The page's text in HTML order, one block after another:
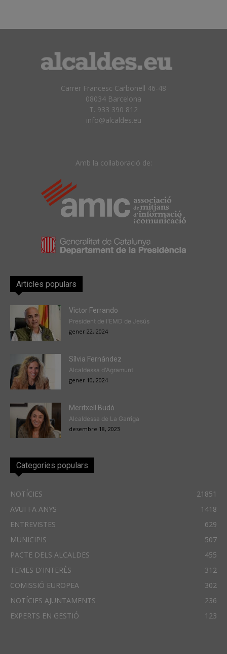
Carrer Francesc Carbonell 46-48
08034 Barcelona
T. 933 390 812
info@alcaldes.eu
Amb la col·laboració de:
Articles populars
Victor Ferrando
President de l'EMD de Jesús
gener 22, 2024
Sílvia Fernández
Alcaldessa d'Agramunt
gener 10, 2024
Meritxell Budó
Alcaldessa de La Garriga
desembre 18, 2023
Categories populars
NOTÍCIES
21851
AVUI FA ANYS
1418
ENTREVISTES
629
MUNICIPIS
507
PACTE DELS ALCALDES
455
TEMES D'INTERÈS
312
COMISSIÓ EUROPEA
302
NOTÍCIES AJUNTAMENTS
236
EXPERTS EN GESTIÓ
123